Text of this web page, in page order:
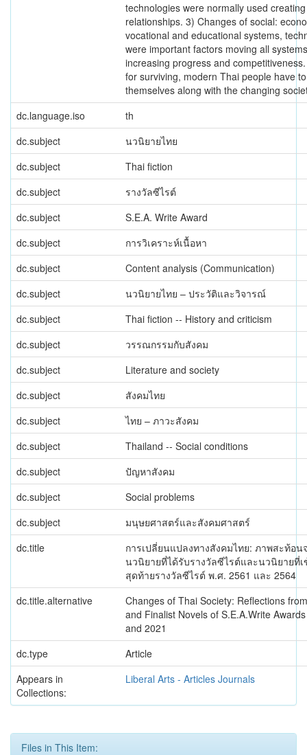
technologies were normally used
relationships. 3) Changes of social:
vocational and educational systems,
were important factors moving all
increasing progress and
for surviving, modern Thai people have
themselves along with the changing
dc.language.iso
th
dc.subject
นวนิยายไทย
dc.subject
Thai fiction
dc.subject
รางวัลซีไรต์
dc.subject
S.E.A. Write Award
dc.subject
การวิเคราะห์เนื้อหา
dc.subject
Content analysis (Communication)
dc.subject
นวนิยายไทย – ประวัติและวิจารณ์
dc.subject
Thai fiction -- History and criticism
dc.subject
วรรณกรรมกับสังคม
dc.subject
Literature and society
dc.subject
สังคมไทย
dc.subject
ไทย – ภาวะสังคม
dc.subject
Thailand -- Social conditions
dc.subject
ปัญหาสังคม
dc.subject
Social problems
dc.subject
มนุษยศาสตร์และสังคมศาสตร์
dc.title
การเปลี่ยนแปลงทางสังคมไทย: ภาพสะท้อน
นวนิยายที่ได้รับรางวัลซีไรต์และนวนิยายที่เ
สุดท้ายรางวัลซีไรต์ พ.ศ. 2561 และ 2564
dc.title.alternative
Changes of Thai Society: Reflections
and Finalist Novels of S.E.A.Write
and 2021
dc.type
Article
Appears in
Collections:
Liberal Arts - Articles Journals
Files in This Item: